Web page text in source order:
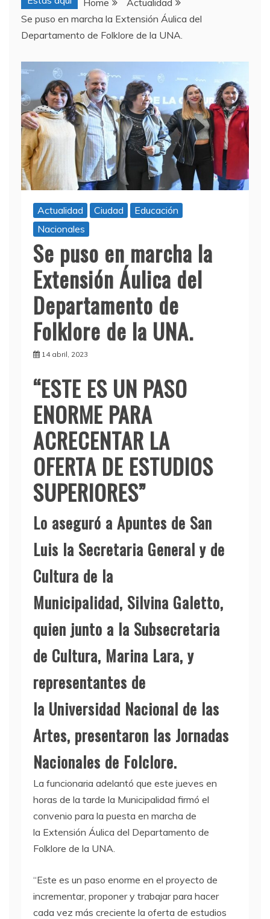
Home
Actualidad
Se puso en marcha la Extensión Áulica del
Departamento de Folklore de la UNA.
Actualidad Ciudad
Educación
Nacionales
Se puso en marcha la
Extensión Áulica del
Departamento de
Folklore de la UNA.
14 abril, 2023
“ESTE ES UN PASO
ENORME PARA
ACRECENTAR LA
OFERTA DE ESTUDIOS
SUPERIORES”
Lo aseguró a Apuntes de San
Luis la Secretaria General y de
Cultura de la
Municipalidad, Silvina Galetto,
quien junto a la Subsecretaria
de Cultura, Marina Lara, y
representantes de
la Universidad Nacional de las
Artes, presentaron las Jornadas
Nacionales de Folclore.
La funcionaria adelantó que este jueves en
horas de la tarde la Municipalidad firmó el
convenio para la puesta en marcha de
la Extensión Áulica del Departamento de
Folklore de la UNA.
“Este es un paso enorme en el proyecto de
incrementar, proponer y trabajar para hacer
cada vez más creciente la oferta de estudios